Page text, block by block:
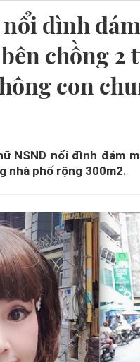
nổi đình
chồng 2
con
NSND nổi đình đám
nhà phố rộng 300m2.